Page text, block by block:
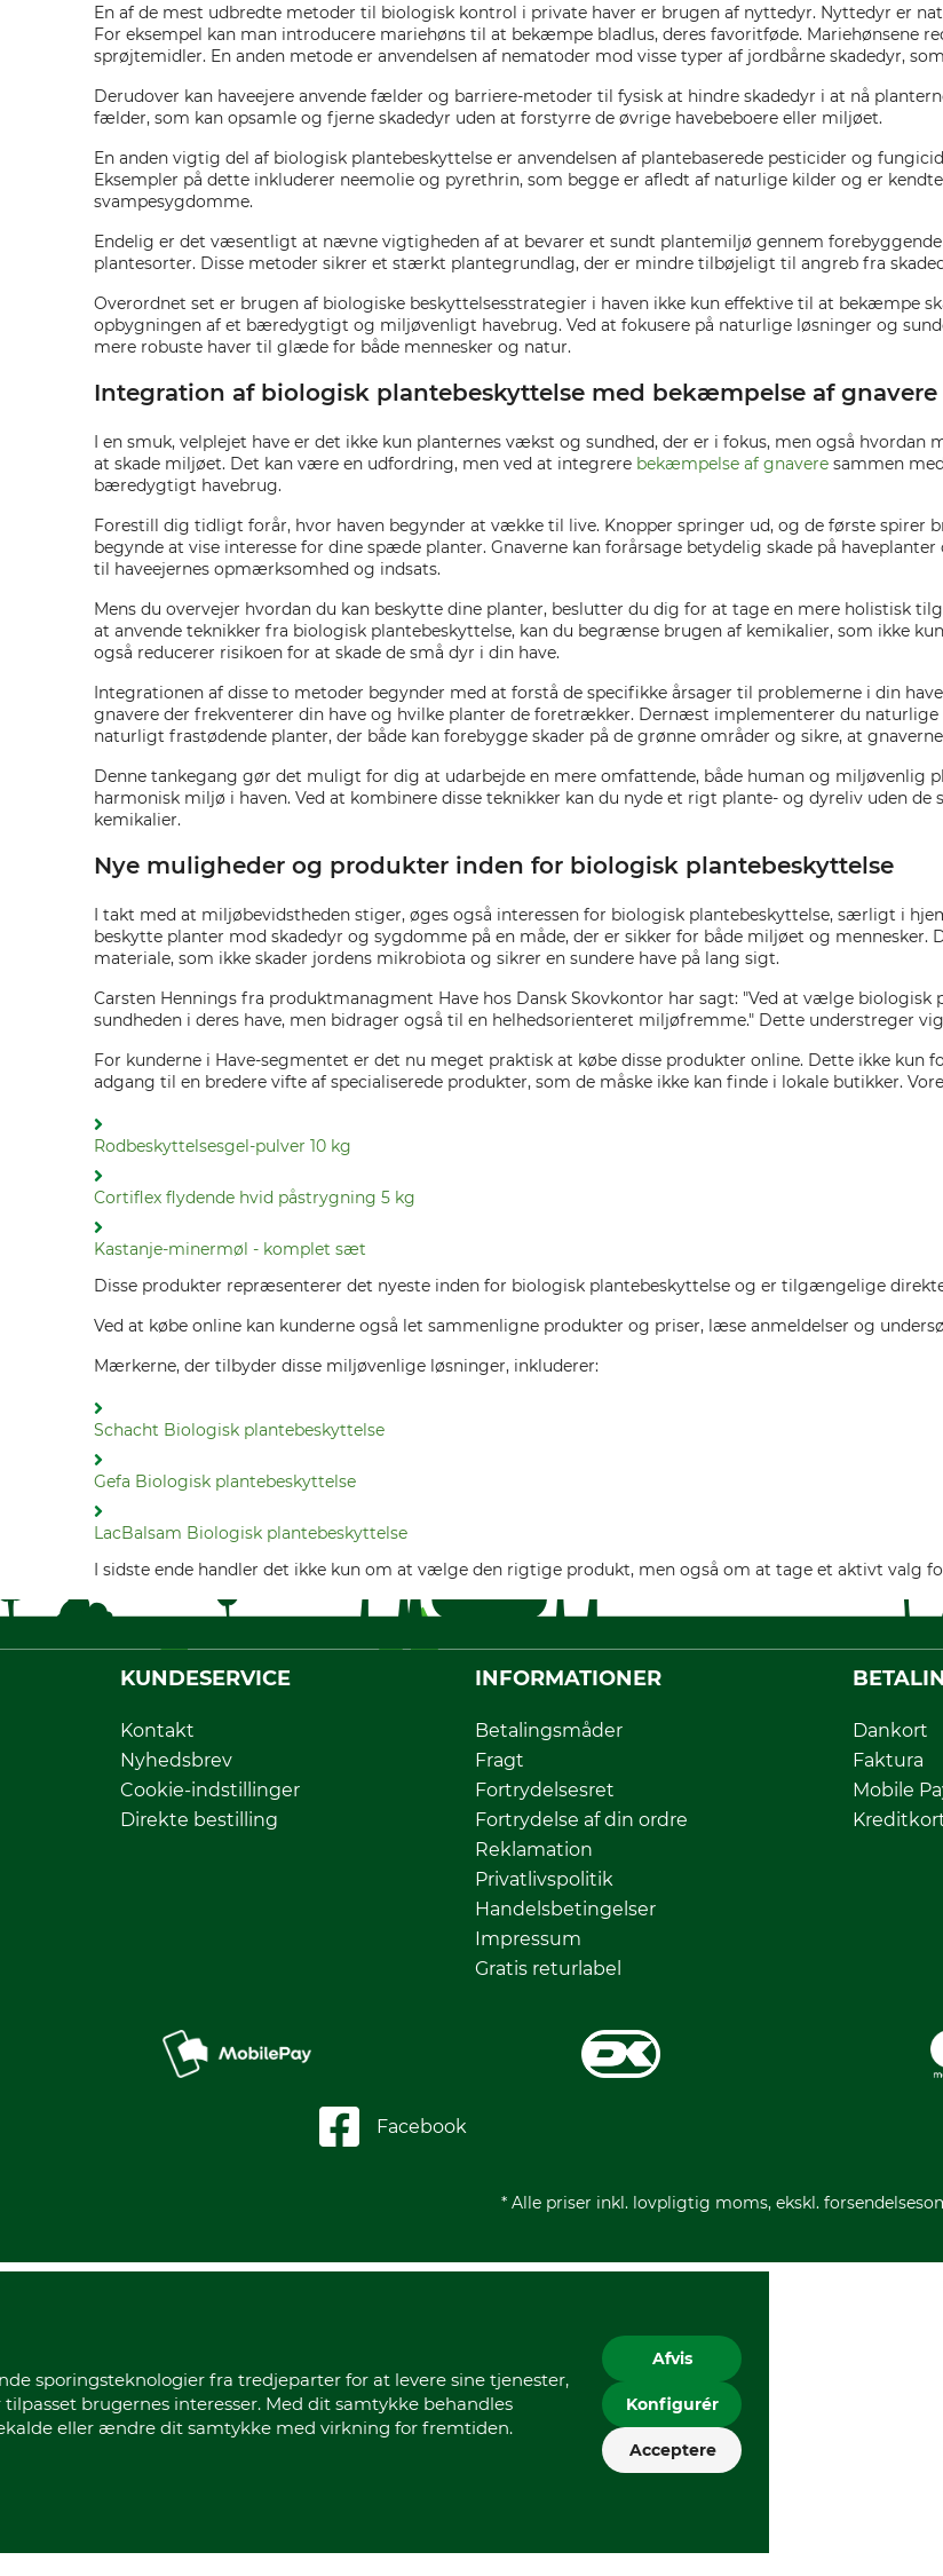
En af de mest udbredte metoder til biologisk kontrol i private haver er brugen af nyttedyr. Nyttedyr er
For eksempel kan man introducere mariehøns til at bekæmpe bladlus, deres favoritføde. Mariehønsene
sprøjtemidler. En anden metode er anvendelsen af nematoder mod visse typer af jordbårne skadedyr,
Derudover kan haveejere anvende fælder og barriere-metoder til fysisk at hindre skadedyr i at nå
fælder, som kan opsamle og fjerne skadedyr uden at forstyrre de øvrige havebeboere eller miljøet.
En anden vigtig del af biologisk plantebeskyttelse er anvendelsen af plantebaserede pesticider og
Eksempler på dette inkluderer neemolie og pyrethrin, som begge er afledt af naturlige kilder og er
svampesygdomme.
Endelig er det væsentligt at nævne vigtigheden af at bevarer et sundt plantemiljø gennem
plantesorter. Disse metoder sikrer et stærkt plantegrundlag, der er mindre tilbøjeligt til angreb fra
Overordnet set er brugen af biologiske beskyttelsesstrategier i haven ikke kun effektive til at bekæmpe
opbygningen af et bæredygtigt og miljøvenligt havebrug. Ved at fokusere på naturlige løsninger og
mere robuste haver til glæde for både mennesker og natur.
Integration af biologisk plantebeskyttelse med bekæmpelse af gnavere
I en smuk, velplejet have er det ikke kun planternes vækst og sundhed, der er i fokus, men også
at skade miljøet. Det kan være en udfordring, men ved at integrere bekæmpelse af gnavere sammen
bæredygtigt havebrug.
Forestill dig tidligt forår, hvor haven begynder at vække til live. Knopper springer ud, og de første spirer
begynde at vise interesse for dine spæde planter. Gnaverne kan forårsage betydelig skade på
til haveejernes opmærksomhed og indsats.
Mens du overvejer hvordan du kan beskytte dine planter, beslutter du dig for at tage en mere holistisk
at anvende teknikker fra biologisk plantebeskyttelse, kan du begrænse brugen af kemikalier, som ikke
også reducerer risikoen for at skade de små dyr i din have.
Integrationen af disse to metoder begynder med at forstå de specifikke årsager til problemerne i din
gnavere der frekventerer din have og hvilke planter de foretrækker. Dernæst implementerer du
naturligt frastødende planter, der både kan forebygge skader på de grønne områder og sikre, at
Denne tankegang gør det muligt for dig at udarbejde en mere omfattende, både human og miljøvenlig
harmonisk miljø i haven. Ved at kombinere disse teknikker kan du nyde et rigt plante- og dyreliv uden
kemikalier.
Nye muligheder og produkter inden for biologisk plantebeskyttelse
I takt med at miljøbevidstheden stiger, øges også interessen for biologisk plantebeskyttelse, særligt i
beskytte planter mod skadedyr og sygdomme på en måde, der er sikker for både miljøet og
materiale, som ikke skader jordens mikrobiota og sikrer en sundere have på lang sigt.
Carsten Hennings fra produktmanagment Have hos Dansk Skovkontor har sagt: "Ved at vælge
sundheden i deres have, men bidrager også til en helhedsorienteret miljøfremme." Dette understreger
For kunderne i Have-segmentet er det nu meget praktisk at købe disse produkter online. Dette ikke kun
adgang til en bredere vifte af specialiserede produkter, som de måske ikke kan finde i lokale butikker.
Rodbeskyttelsesgel-pulver 10 kg
Cortiflex flydende hvid påstrygning 5 kg
Kastanje-minermøl - komplet sæt
Disse produkter repræsenterer det nyeste inden for biologisk plantebeskyttelse og er tilgængelige
Ved at købe online kan kunderne også let sammenligne produkter og priser, læse anmeldelser og
Mærkerne, der tilbyder disse miljøvenlige løsninger, inkluderer:
Schacht Biologisk plantebeskyttelse
Gefa Biologisk plantebeskyttelse
LacBalsam Biologisk plantebeskyttelse
I sidste ende handler det ikke kun om at vælge den rigtige produkt, men også om at tage et aktivt valg
KUNDESERVICE
Kontakt
Nyhedsbrev
Cookie-indstillinger
Direkte bestilling
INFORMATIONER
Betalingsmåder
Fragt
Fortrydelsesret
Fortrydelse af din ordre
Reklamation
Privatlivspolitik
Handelsbetingelser
Impressum
Gratis returlabel
Dankort
Faktura
Mobile
Facebook
* Alle priser inkl. lovpligtig moms, ekskl.
sporingsteknologier fra tredjeparter for at levere sine tjenester,
brugernes interesser. Med dit samtykke behandles
eller ændre dit samtykke med virkning for fremtiden.
Afvis
Konfigurér
Acceptere